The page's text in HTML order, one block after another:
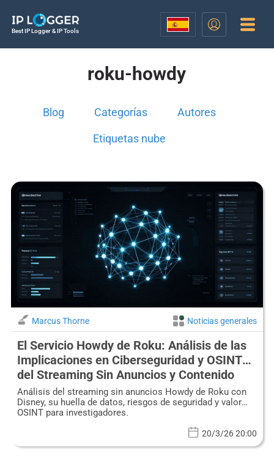
Best IP Logger & IP Tools
roku-howdy
Blog Categorías Autores
Etiquetas nube
Marcus Thorne Noticias generales
El Servicio Howdy de Roku: Análisis de las
Implicaciones en Ciberseguridad y OSINT
del Streaming Sin Anuncios y Contenido
Disney
Análisis del streaming sin anuncios Howdy de Roku con
Disney, su huella de datos, riesgos de seguridad y valor
OSINT para investigadores.
20/3/26 20:00